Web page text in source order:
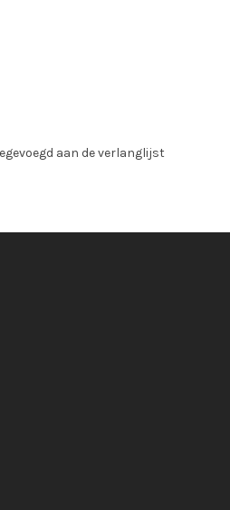
aan de verlanglijst